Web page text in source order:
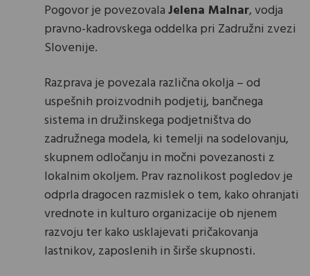
Pogovor je povezovalaJelena Malnar, vodja
pravno-kadrovskega oddelka pri Zadružni zvezi
Slovenije.
Razprava je povezala različna okolja – od
uspešnih proizvodnih podjetij, bančnega
sistema in družinskega podjetništva do
zadružnega modela, ki temelji na sodelovanju,
skupnem odločanju in močni povezanosti z
lokalnim okoljem. Prav raznolikost pogledov je
odprla dragocen razmislek o tem, kako ohranjati
vrednote in kulturo organizacije ob njenem
razvoju ter kako usklajevati pričakovanja
lastnikov, zaposlenih in širše skupnosti.